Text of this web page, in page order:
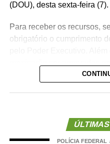
(DOU), desta sexta-feira (7).
Para receber os recursos,
obrigatório o cumprimento
A lei proíbe o uso dessas
não seja relativo ao
POLÍCIA FEDERAL